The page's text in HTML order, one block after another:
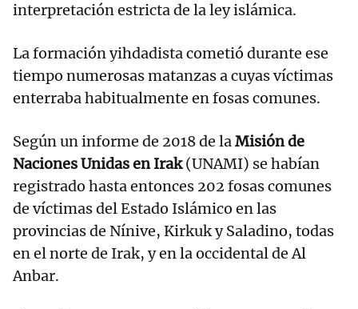
interpretación estricta de la ley islámica.
La formación yihdadista cometió durante ese
tiempo numerosas matanzas a cuyas víctimas
enterraba habitualmente en fosas comunes.
Según un informe de 2018 de laMisión de
Naciones Unidas en Irak(UNAMI) se habían
registrado hasta entonces 202 fosas comunes
de víctimas del Estado Islámico en las
provincias de Nínive, Kirkuk y Saladino, todas
en el norte de Irak, y en la occidental de Al
Anbar.